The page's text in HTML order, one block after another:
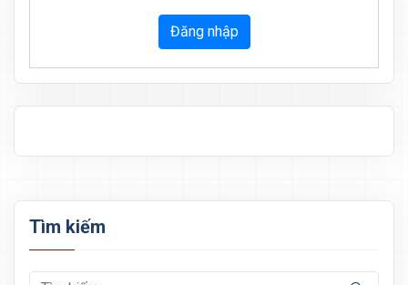
Đăng nhập
Tìm kiếm